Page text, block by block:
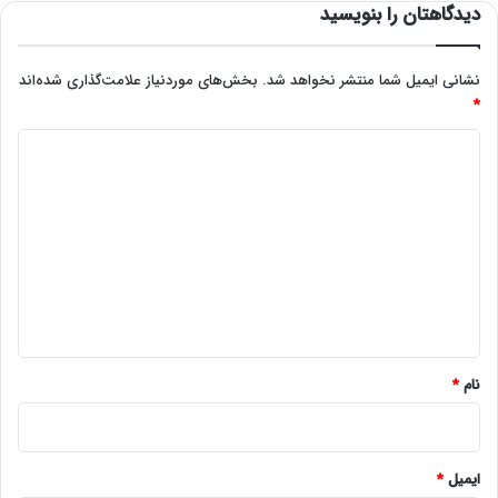
دیدگاهتان را بنویسید
نشانی ایمیل شما منتشر نخواهد شد. بخش‌های موردنیاز علامت‌گذاری شده‌اند
*
نام*
ایمیل*